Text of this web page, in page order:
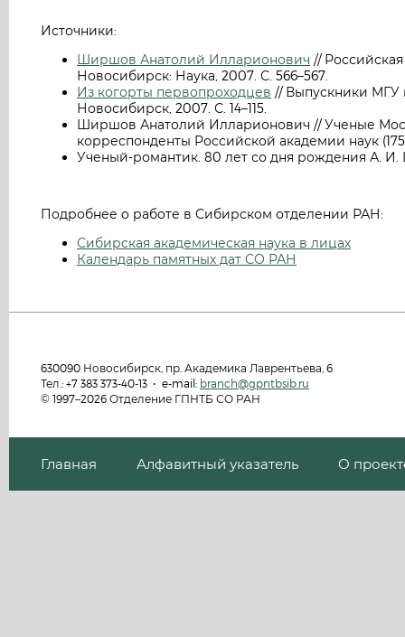
Источники:
Ширшов Анатолий Илларионович //
Новосибирск: Наука, 2007. С. 566–567.
Из когорты первопроходцев // Выпускники МГУ
Новосибирск, 2007. С. 14–115.
Ширшов Анатолий Илларионович // Ученые
корреспонденты Российской академии наук
Ученый-романтик. 80 лет со дня рождения А.
Подробнее о работе в Сибирском отделении РАН:
Сибирская академическая наука в лицах
Календарь памятных дат СО РАН
630090 Новосибирск, пр. Академика Лаврентьева, 6
Тел.: +7 383 373-40-13 • e-mail: branch@gpntbsib.ru
© 1997–2026 Отделение ГПНТБ СО РАН
Главная Алфавитный указатель О